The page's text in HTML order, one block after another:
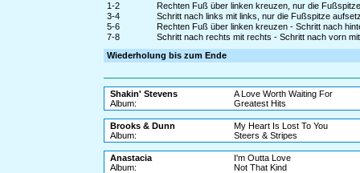
1-2
Rechten Fuß über linken kreuzen, nur die
3-4
Schritt nach links mit links, nur die Fußspitze
5-6
Rechten Fuß über linken kreuzen - Schritt nach
7-8
Schritt nach rechts mit rechts - Schritt nach vorn
Wiederholung bis zum Ende
Shakin' Stevens
A Love Worth Waiting For
Album:
Greatest Hits
Brooks & Dunn
My Heart Is Lost To You
Album:
Steers & Stripes
Anastacia
I'm Outta Love
Album:
Not That Kind